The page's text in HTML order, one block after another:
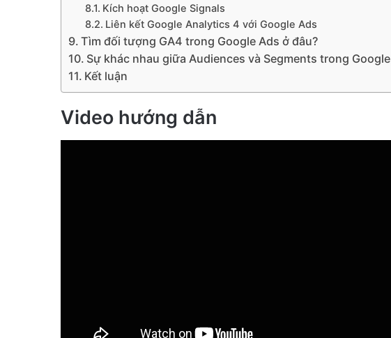
Kích hoạt Google Signals
Liên kết Google Analytics 4 với Google Ads
Tìm đối tượng GA4 trong Google Ads ở đâu?
Sự khác nhau giữa Audiences và Segments trong
Kết luận
Video hướng dẫn